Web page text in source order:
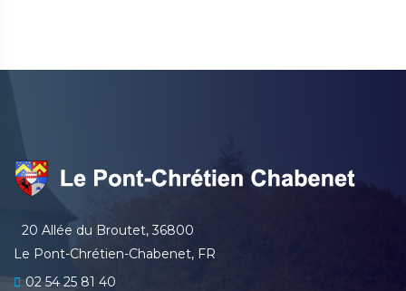
20 Allée du Broutet, 36800
Le Pont-Chrétien-Chabenet, FR
02 54 25 81 40